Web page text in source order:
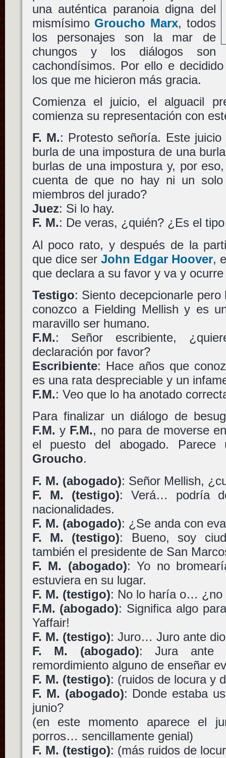
una auténtica paranoia digna del
mismísimo Groucho Marx, todos
los personajes son la mar de
chungos y los diálogos son
cachondísimos. Por ello e
los que me hicieron más gracia.
Comienza el juicio, el alguacil
comienza su representación con
F. M.: Protesto señoría. Este
burla de una impostura de una
burlas de una impostura y, por
cuenta de que no hay ni un solo
miembros del jurado?
Juez: Si lo hay.
F. M.: De veras, ¿quién? ¿Es el
Al poco rato, y después de la
que dice ser John Edgar Hoover,
que declara a su favor y va y
Testigo: Siento decepcionarle
conozco a Fielding Mellish y es
maravillo ser humano.
F.M.: Señor escribiente,
declaración por favor?
Escribiente: Hace años que
es una rata despreciable y un
F.M.: Veo que lo ha anotado
Para finalizar un diálogo de
F.M. y F.M., no para de moverse
el puesto del abogado. Parece
Groucho.
F. M. (abogado): Señor Mellish,
F. M. (testigo): Verá… podría
nacionalidades.
F. M. (abogado): ¿Se anda con
F. M. (testigo): Bueno, soy
también el presidente de San
F. M. (abogado): Yo no
estuviera en su lugar.
F. M. (testigo): No lo haría o… ¿no
F.M. (abogado): Significa algo
Yaffair!
F. M. (testigo): Juro… Juro ante
F. M. (abogado): Jura ante
remordimiento alguno de enseñar
F. M. (testigo): (ruidos de locura y
F. M. (abogado): Donde estaba
junio?
(en este momento aparece el
porros… sencillamente genial)
F. M. (testigo): (más ruidos de